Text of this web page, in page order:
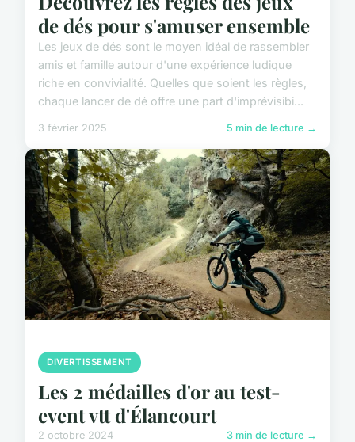
de dés pour s'amuser ensemble
Les jeux de dés sont le moyen idéal de rassembler
amis et famille autour d'une expérience ludique
riche en convivialité. Quelles que soient les règles,
chaque lancer de dé offre une part d'imprévisibi...
3 février 2025 5 min de lecture →
DIVERTISSEMENT
Les 2 médailles d'or au test-
event vtt d'Élancourt
2 octobre 2024 3 min de lecture →